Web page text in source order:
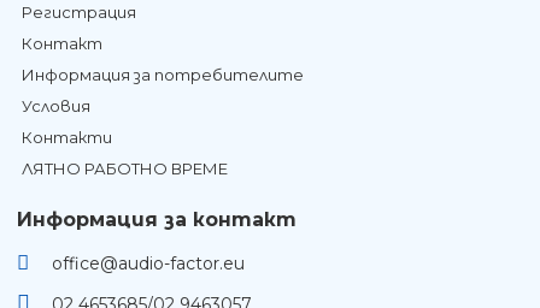
Регистрация
Контакт
Информация за потребителите
Условия
Контакти
ЛЯТНО РАБОТНО ВРЕМЕ
Информация за контакт
office@audio-factor.eu